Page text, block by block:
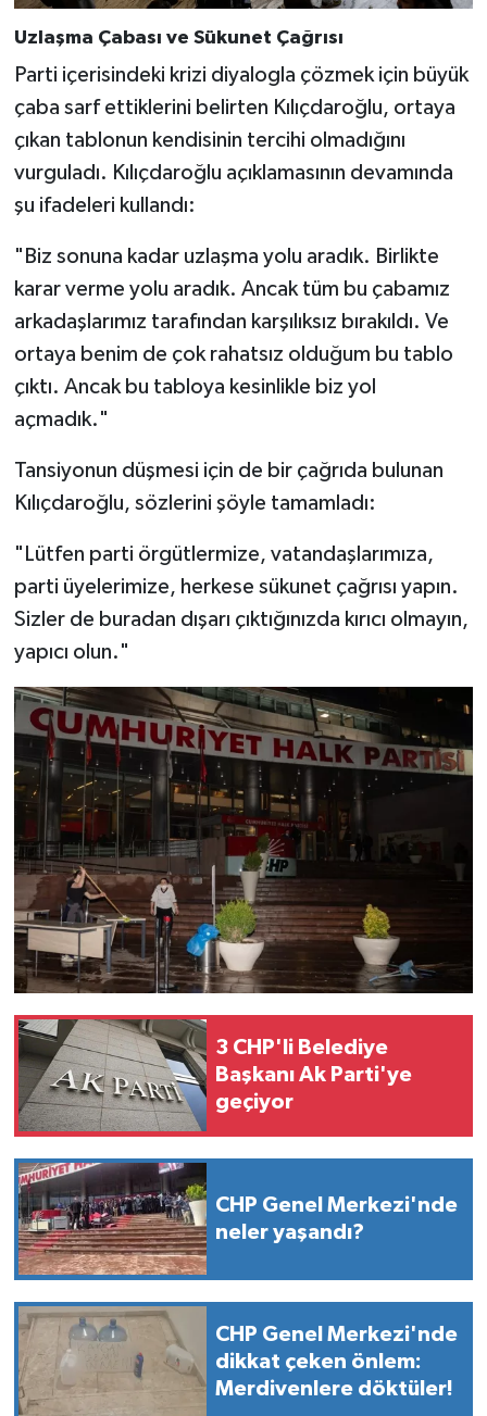
Uzlaşma Çabası ve Sükunet Çağrısı
Parti içerisindeki krizi diyalogla çözmek için büyük
çaba sarf ettiklerini belirten Kılıçdaroğlu, ortaya
çıkan tablonun kendisinin tercihi olmadığını
vurguladı. Kılıçdaroğlu açıklamasının devamında
şu ifadeleri kullandı:
"Biz sonuna kadar uzlaşma yolu aradık. Birlikte
karar verme yolu aradık. Ancak tüm bu çabamız
arkadaşlarımız tarafından karşılıksız bırakıldı. Ve
ortaya benim de çok rahatsız olduğum bu tablo
çıktı. Ancak bu tabloya kesinlikle biz yol
açmadık."
Tansiyonun düşmesi için de bir çağrıda bulunan
Kılıçdaroğlu, sözlerini şöyle tamamladı:
"Lütfen parti örgütlermize, vatandaşlarımıza,
parti üyelerimize, herkese sükunet çağrısı yapın.
Sizler de buradan dışarı çıktığınızda kırıcı olmayın,
yapıcı olun."
3 CHP'li Belediye
Başkanı Ak Parti'ye
geçiyor
CHP Genel Merkezi'nde
neler yaşandı?
CHP Genel Merkezi'nde
dikkat çeken önlem:
Merdivenlere döktüler!